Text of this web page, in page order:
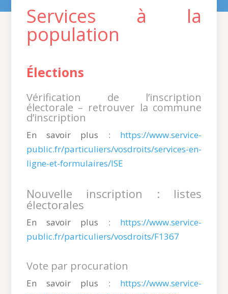
Services à la
population
Élections
Vérification de l’inscription
électorale – retrouver la commune
d’inscription
En savoir plus : https://www.service-
public.fr/particuliers/vosdroits/services-en-
ligne-et-formulaires/ISE
Nouvelle inscription : listes
électorales
En savoir plus : https://www.service-
public.fr/particuliers/vosdroits/F1367
Vote par procuration
En savoir plus : https://www.service-